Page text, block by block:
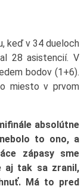
keď v 34 dueloch
28 asistencií. V
bodov (1+6).
miesto v prvom
absolútne
to ono, a
zápasy sme
aj tak sa zranil,
Má to pred